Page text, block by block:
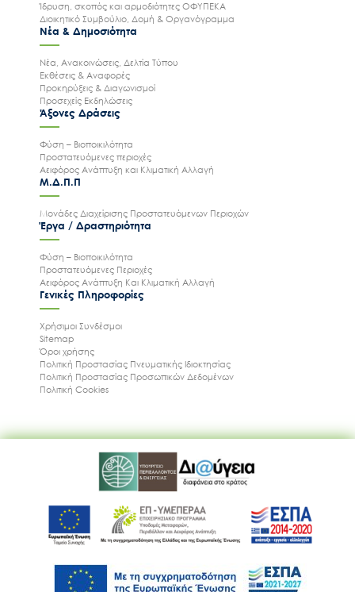
Ίδρυση, σκοπός και αρμοδιότητες ΟΦΥΠΕΚΑ
Διοικητικό Συμβούλιο, Δομή & Οργανόγραμμα
Νέα & Δημοσιότητα
Νέα, Ανακοινώσεις, Δελτία Τύπου
Εκθέσεις & Αναφορές
Προκηρύξεις & Διαγωνισμοί
Προσεχείς Εκδηλώσεις
Άξονες Δράσεις
Φύση – Βιοποικιλότητα
Προστατευόμενες περιοχές
Αειφόρος Ανάπτυξη και Κλιματική Αλλαγή
Μ.Δ.Π.Π
Μονάδες Διαχείρισης Προστατευόμενων Περιοχών
Έργα / Δραστηριότητα
Φύση – Βιοποικιλότητα
Προστατευόμενες Περιοχές
Αειφόρος Ανάπτυξη Και Κλιματική Αλλαγή
Γενικές Πληροφορίες
Χρήσιμοι Συνδέσμοι
Sitemap
Όροι χρήσης
Πολιτική Προστασίας Πνευματικής Ιδιοκτησίας
Πολιτική Προστασίας Προσωπικών Δεδομένων
Πολιτική Cookies